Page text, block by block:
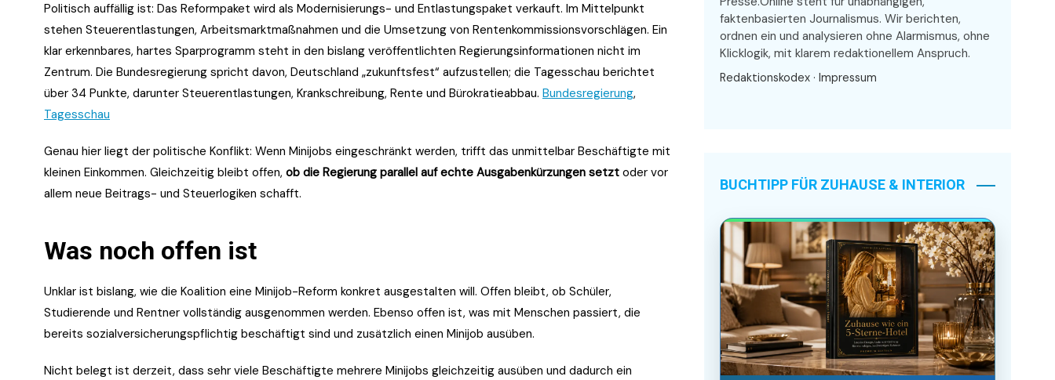
Politisch auffällig ist: Das Reformpaket wird als Modernisierungs- und Entlastungspaket verkauft. Im Mittelpunkt
stehen Steuerentlastungen, Arbeitsmarktmaßnahmen und die Umsetzung von Rentenkommissionsvorschlägen. Ein
klar erkennbares, hartes Sparprogramm steht in den bislang veröffentlichten Regierungsinformationen nicht im
Zentrum. Die Bundesregierung spricht davon, Deutschland „zukunftsfest“ aufzustellen; die Tagesschau berichtet
über 34 Punkte, darunter Steuerentlastungen, Krankschreibung, Rente und Bürokratieabbau. Bundesregierung,
Tagesschau
Genau hier liegt der politische Konflikt: Wenn Minijobs eingeschränkt werden, trifft das unmittelbar Beschäftigte mit
kleinen Einkommen. Gleichzeitig bleibt offen, ob die Regierung parallel auf echte Ausgabenkürzungen setzt oder vor
allem neue Beitrags- und Steuerlogiken schafft.
Was noch offen ist
Unklar ist bislang, wie die Koalition eine Minijob-Reform konkret ausgestalten will. Offen bleibt, ob Schüler,
Studierende und Rentner vollständig ausgenommen werden. Ebenso offen ist, was mit Menschen passiert, die
bereits sozialversicherungspflichtig beschäftigt sind und zusätzlich einen Minijob ausüben.
Nicht belegt ist derzeit, dass sehr viele Beschäftigte mehrere Minijobs gleichzeitig ausüben und dadurch ein
faktenbasierten Journalismus. Wir berichten,
ordnen ein und analysieren ohne Alarmismus, ohne
Klicklogik, mit klarem redaktionellem Anspruch.
Redaktionskodex · Impressum
BUCHTIPP FÜR ZUHAUSE & INTERIOR